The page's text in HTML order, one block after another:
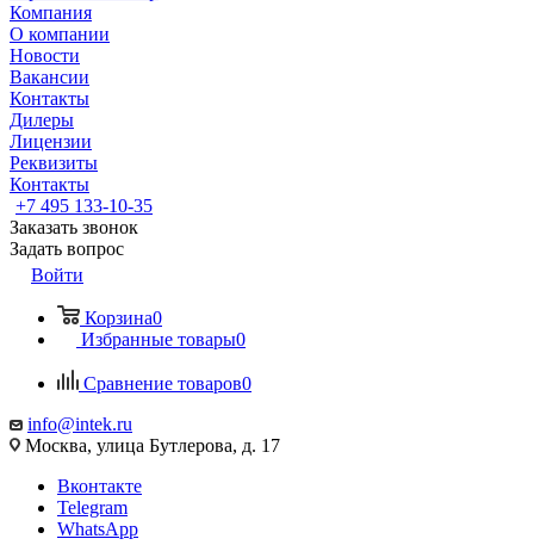
Компания
О компании
Новости
Вакансии
Контакты
Дилеры
Лицензии
Реквизиты
Контакты
+7 495 133-10-35
Заказать звонок
Задать вопрос
Войти
Корзина0
Избранные товары0
Сравнение товаров0
info@intek.ru
Москва, улица Бутлерова, д. 17
Вконтакте
Telegram
WhatsApp